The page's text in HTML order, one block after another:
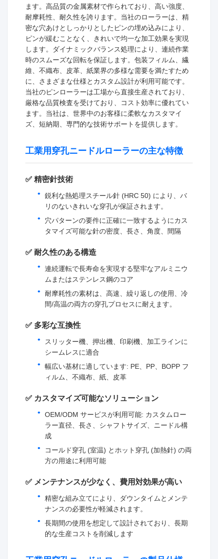
ます。高品質の金属素材で作られており、高い強度、
耐摩耗性、耐久性を誇ります。当社のローラーは、精
密な穴あけとしっかりとしたピンの埋め込みにより、
ピンが緩むことなく、きれいで均一な加工効果を実現
します。ダイナミックバランス処理により、連続作業
時のスムーズな回転を保証します。包装フィルム、繊
維、不織布、皮革、紙業界の多様な需要を満たすため
に、さまざまな仕様とカスタム設計が利用可能です。
当社のピンローラーは工場から直接生産されており、
厳格な品質検査を受けており、コスト効率に優れてい
ます。当社は、世界中のお客様に柔軟なカスタマイ
ズ、短納期、専門的な技術サポートを提供します。
工業用穿孔ニードルローラーの主な特徴
✅ 精密針技術
鋭利な熱処理スチール針 (HRC 50) により、バ
リのないきれいな穿孔が保証されます。
穴パターンの要件に正確に一致するようにカス
タマイズ可能な針の密度、長さ、角度、間隔
✅ 耐久性のある構造
連続運転で長寿命を実現する堅牢なアルミニウ
ムまたはステンレス鋼のコア
耐摩耗性の素材は、高速、繰り返しの使用、冷
間/高温の両方の穿孔プロセスに耐えます。
✅ 多彩な互換性
スリッター機、押出機、印刷機、加工ラインに
シームレスに適合
幅広い基材に適しています: PE、PP、BOPP フ
ィルム、不織布、紙、皮革
✅ カスタマイズ可能なソリューション
OEM/ODM サービスが利用可能: カスタムロー
ラー直径、長さ、シャフトサイズ、ニードル構
成
コールド穿孔 (室温) とホット穿孔 (加熱針) の両
方の用途に利用可能
✅ メンテナンスが少なく、費用対効果が高い
精密な組み立てにより、ダウンタイムとメンテ
ナンスの必要性が軽減されます。
長期間の使用を想定して設計されており、長期
的な生産コストを削減します